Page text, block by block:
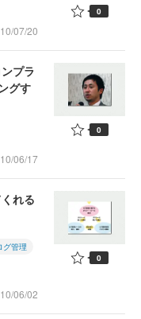
07/20
0
プラ
グす
06/17
0
れる
グ管理
06/02
0